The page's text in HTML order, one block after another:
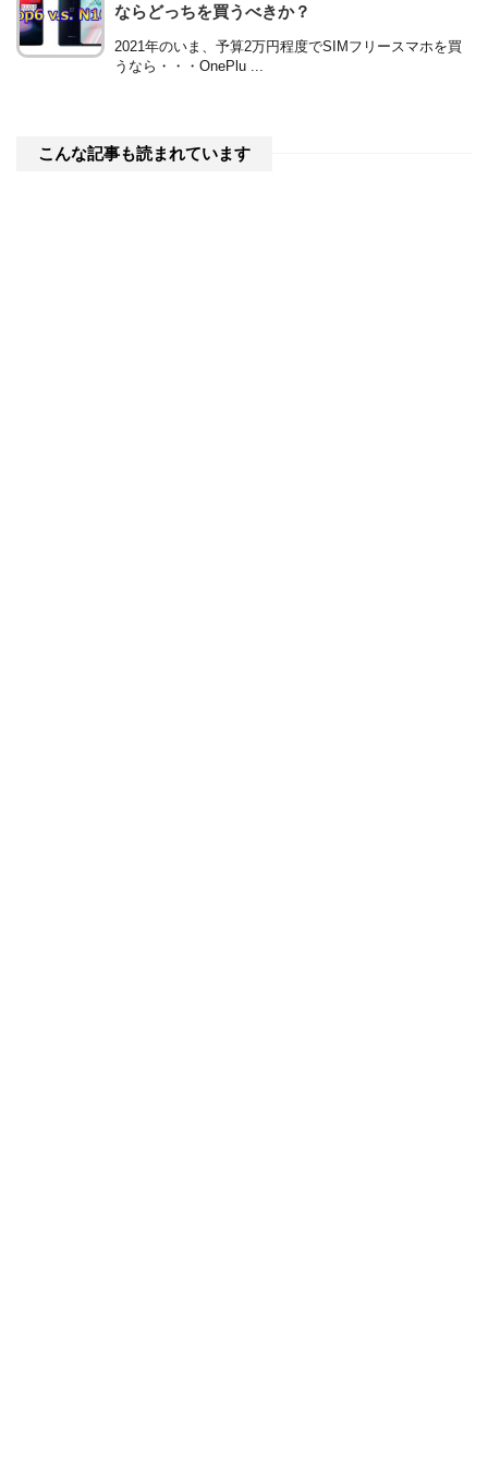
ならどっちを買うべきか？
2021年のいま、予算2万円程度でSIMフリースマホを買
うなら・・・OnePlu ...
こんな記事も読まれています